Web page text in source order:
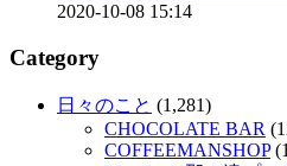
2020-10-08 15:14
Category
日々のこと (1,281)
CHOCOLATE BAR
COFFEEMANSHOP